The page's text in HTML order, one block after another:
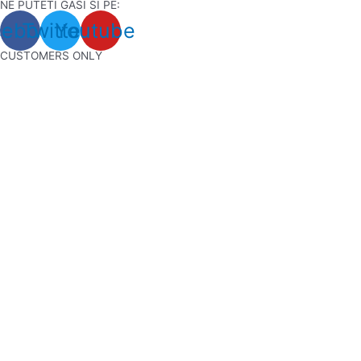
Skip
to
content
NE PUTETI GASI SI PE:
TwitterYoutube
CUSTOMERS ONLY